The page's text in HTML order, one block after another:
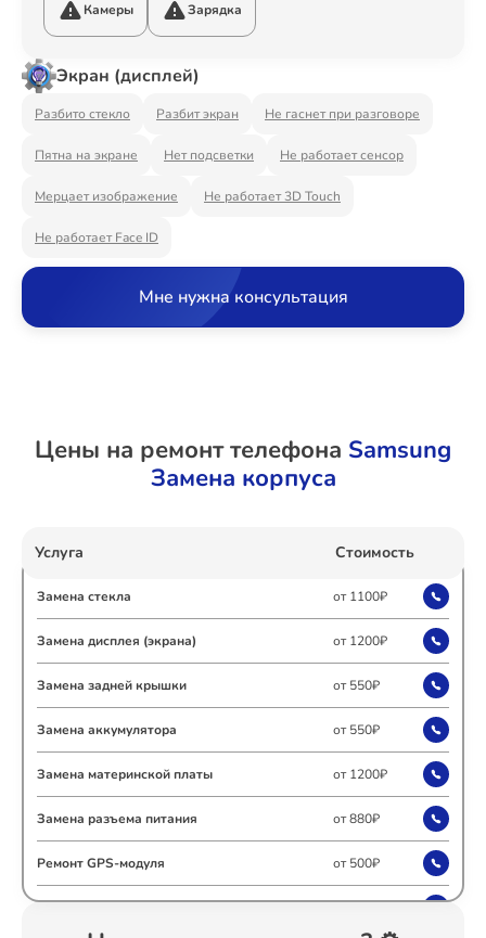
Камеры Зарядка
Экран (дисплей)
Разбито стекло Разбит экран Не гаснет при разговоре
Пятна на экране Нет подсветки Не работает сенсор
Мерцает изображение Не работает 3D Touch
Не работает Face ID
Мне нужна консультация
Цены на ремонт телефона Samsung
Замена корпуса
Услуга Стоимость
Замена стекла от 1100₽
Замена дисплея (экрана) от 1200₽
Замена задней крышки от 550₽
Замена аккумулятора от 550₽
Замена материнской платы от 1200₽
Замена разъема питания от 880₽
Ремонт GPS-модуля от 500₽
Ремонт сим лотка от 600₽
Ремонт Интерактивных панелей
Ремонт Вытяжек
Ремонт Холодильных камер
Ремонт Морозильных камер
Ремонт Кондиционеров
Ремонт ТВ-приставок
Ремонт Сушильных машин